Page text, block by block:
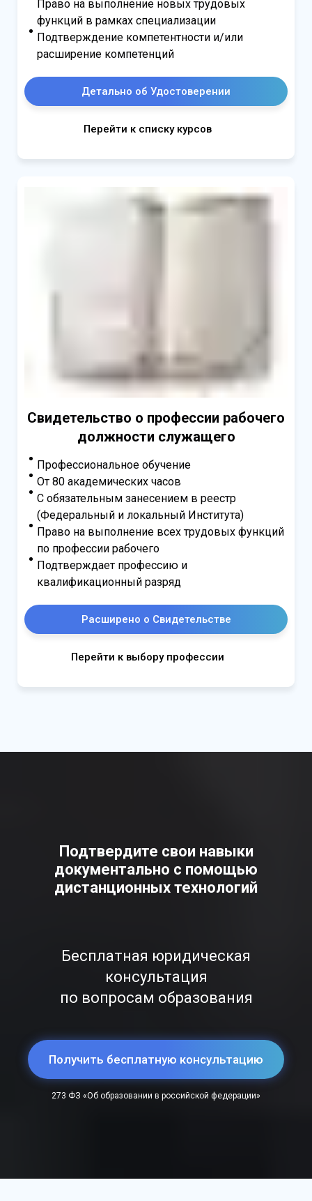
Право на выполнение новых трудовых
функций в рамках специализации
Подтверждение компетентности и/или
расширение компетенций
Детально об Удостоверении
Перейти к списку курсов
Свидетельство о профессии рабочего
должности служащего
Профессиональное обучение
От 80 академических часов
С обязательным занесением в реестр
(Федеральный и локальный Института)
Право на выполнение всех трудовых функций
по профессии рабочего
Подтверждает профессию и
квалификационный разряд
Расширено о Свидетельстве
Перейти к выбору профессии
Подтвердите свои навыки
документально с помощью
дистанционных технологий
Бесплатная юридическая
консультация
по вопросам образования
Получить бесплатную консультацию
273 ФЗ «Об образовании в российской федерации»